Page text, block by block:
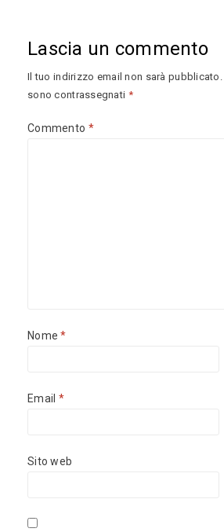
Lascia un commento
Il tuo indirizzo email non sarà pubblicato.
sono contrassegnati *
Commento *
Nome*
Email *
Sito web